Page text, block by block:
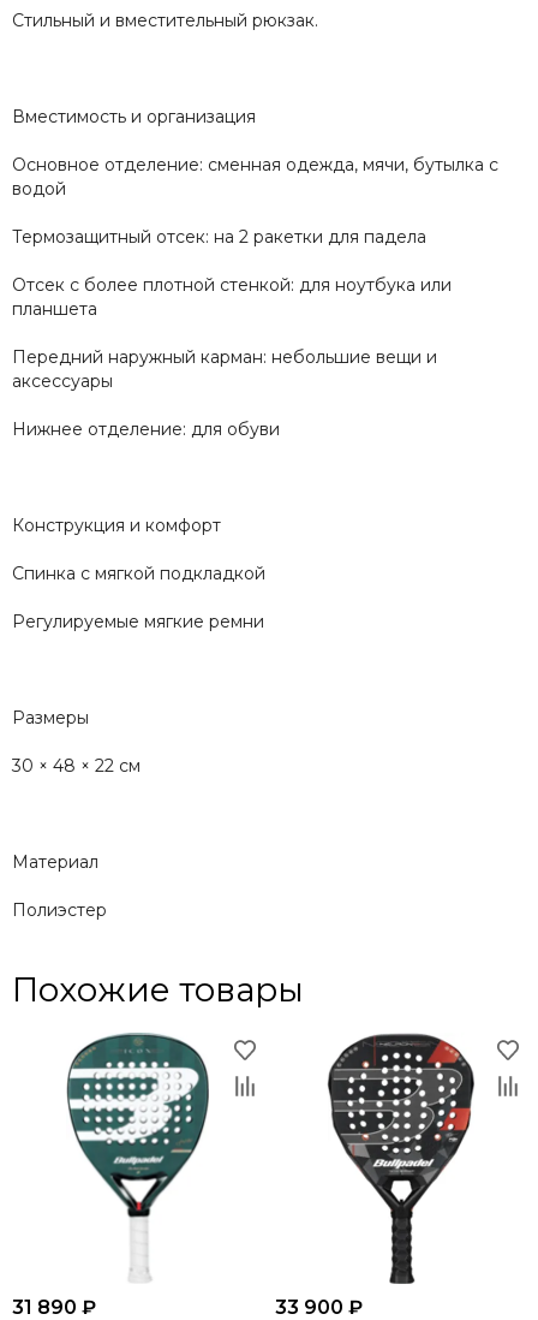
Стильный и вместительный рюкзак.
Вместимость и организация
Основное отделение: сменная одежда, мячи, бутылка с
водой
Термозащитный отсек: на 2 ракетки для падела
Отсек с более плотной стенкой: для ноутбука или
планшета
Передний наружный карман: небольшие вещи и
аксессуары
Нижнее отделение: для обуви
Конструкция и комфорт
Спинка с мягкой подкладкой
Регулируемые мягкие ремни
Размеры
30 × 48 × 22 см
Материал
Полиэстер
Похожие товары
31 890 ₽ 33 900 ₽